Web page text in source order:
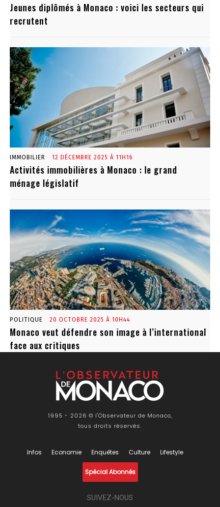
Jeunes diplômés à Monaco : voici les secteurs qui
recrutent
IMMOBILIER 12 DÉCEMBRE 2025 À 11H16
Activités immobilières à Monaco : le grand
ménage législatif
POLITIQUE 20 OCTOBRE 2025 À 10H44
Monaco veut défendre son image à l’international
face aux critiques
1995 - 2026 © l'Observateur de Monaco,
tous droits réservés.
Infos Economie Enquêtes Culture Lifestyle
Spécial Abonnés
SUIVEZ-NOUS